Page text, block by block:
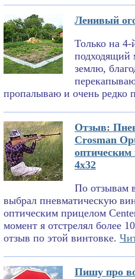
Ленивый
Только на
подходящий
землю,
пропалываю и очень редко
Отзыв:
Crosman
4x32
По отзывам
выбрал пневматическую
оптическим прицелом
момент я отстрелял более
отзыв по этой винтовке.
Пишу про